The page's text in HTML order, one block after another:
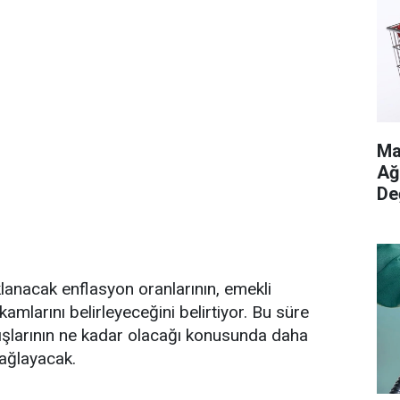
enflasyon oranlarının, emekli
belirleyeceğini belirtiyor. Bu süre
ne kadar olacağı konusunda daha